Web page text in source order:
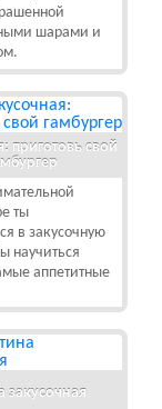
шарами и
приготовь свой
ты
в закусочную
научиться
аппетитные
закусочная